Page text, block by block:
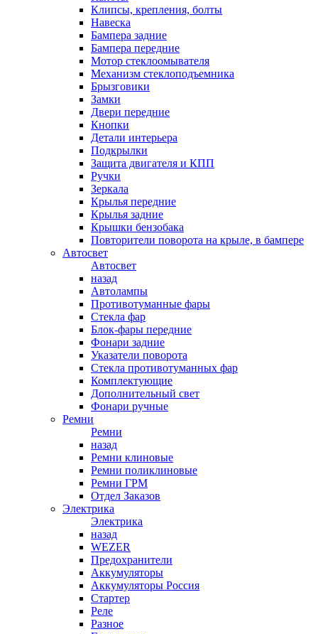
Клипсы, крепления, болты
Навеска
Бампера задние
Бампера передние
Мотор стеклоомывателя
Механизм стеклоподъемника
Брызговики
Замки
Двери передние
Кнопки
Детали интерьера
Подкрылки
Защита двигателя и КПП
Ручки
Зеркала
Крылья передние
Крылья задние
Крышки бензобака
Повторители поворота на крыле, в бампере
Автосвет
Автосвет
назад
Автолампы
Противотуманные фары
Стекла фар
Блок-фары передние
Фонари задние
Указатели поворота
Стекла противотуманных фар
Комплектующие
Дополнительный свет
Фонари ручные
Ремни
Ремни
назад
Ремни клиновые
Ремни поликлиновые
Ремни ГРМ
Отдел Заказов
Электрика
Электрика
назад
WEZER
Предохранители
Аккумуляторы
Аккумуляторы Россия
Стартер
Реле
Разное